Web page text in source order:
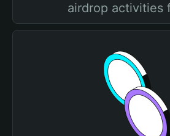
airdrop activities